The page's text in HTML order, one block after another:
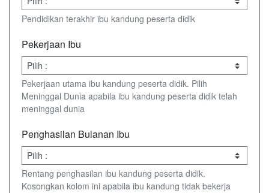
Pendidikan terakhir ibu kandung peserta didik
Pekerjaan Ibu
Pekerjaan utama ibu kandung peserta didik. Pilih
Meninggal Dunia apabila ibu kandung peserta didik telah
meninggal dunia
Penghasilan Bulanan Ibu
Rentang penghasilan ibu kandung peserta didik.
Kosongkan kolom ini apabila ibu kandung tidak bekerja